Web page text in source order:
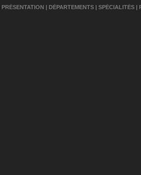
PRÉSENTATION | DÉPARTEMENTS | SPÉCIALITÉS |